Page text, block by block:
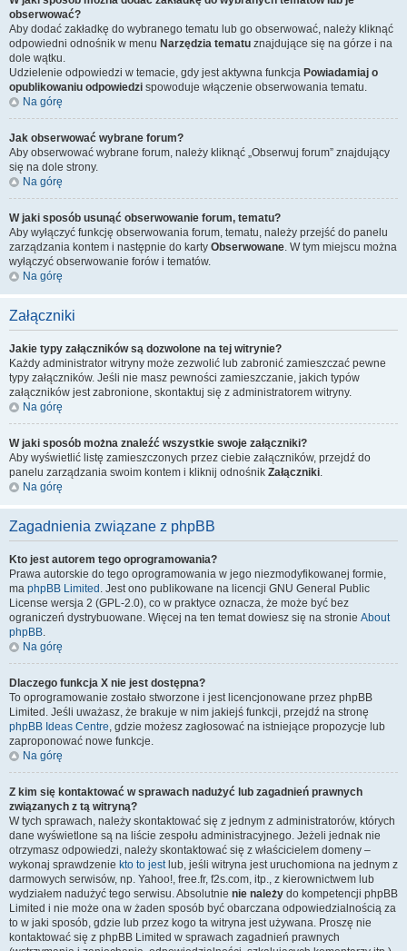
obserwować?
Aby dodać zakładkę do wybranego tematu lub go obserwować, należy kliknąć
odpowiedni odnośnik w menu Narzędzia tematu znajdujące się na górze i na
dole wątku.
Udzielenie odpowiedzi w temacie, gdy jest aktywna funkcja Powiadamiaj o
opublikowaniu odpowiedzi spowoduje włączenie obserwowania tematu.
Na górę
Jak obserwować wybrane forum?
Aby obserwować wybrane forum, należy kliknąć „Obserwuj forum” znajdujący
się na dole strony.
Na górę
W jaki sposób usunąć obserwowanie forum, tematu?
Aby wyłączyć funkcję obserwowania forum, tematu, należy przejść do panelu
zarządzania kontem i następnie do karty Obserwowane. W tym miejscu można
wyłączyć obserwowanie forów i tematów.
Na górę
Załączniki
Jakie typy załączników są dozwolone na tej witrynie?
Każdy administrator witryny może zezwolić lub zabronić zamieszczać pewne
typy załączników. Jeśli nie masz pewności zamieszczanie, jakich typów
załączników jest zabronione, skontaktuj się z administratorem witryny.
Na górę
W jaki sposób można znaleźć wszystkie swoje załączniki?
Aby wyświetlić listę zamieszczonych przez ciebie załączników, przejdź do
panelu zarządzania swoim kontem i kliknij odnośnik Załączniki.
Na górę
Zagadnienia związane z phpBB
Kto jest autorem tego oprogramowania?
Prawa autorskie do tego oprogramowania w jego niezmodyfikowanej formie,
ma phpBB Limited . Jest ono publikowane na licencji GNU General Public
License wersja 2 (GPL-2.0), co w praktyce oznacza, że może być bez
ograniczeń dystrybuowane. Więcej na ten temat dowiesz się na stronie About
phpBB.
Na górę
Dlaczego funkcja X nie jest dostępna?
To oprogramowanie zostało stworzone i jest licencjonowane przez phpBB
Limited. Jeśli uważasz, że brakuje w nim jakiejś funkcji, przejdź na stronę
phpBB Ideas Centre, gdzie możesz zagłosować na istniejące propozycje lub
zaproponować nowe funkcje.
Na górę
Z kim się kontaktować w sprawach nadużyć lub zagadnień prawnych
związanych z tą witryną?
W tych sprawach, należy skontaktować się z jednym z administratorów, których
dane wyświetlone są na liście zespołu administracyjnego. Jeżeli jednak nie
otrzymasz odpowiedzi, należy skontaktować się z właścicielem domeny –
wykonaj sprawdzenie kto to jestlub, jeśli witryna jest uruchomiona na jednym z
darmowych serwisów, np. Yahoo!, free.fr, f2s.com, itp., z kierownictwem lub
wydziałem nadużyć tego serwisu. Absolutnie nie należy do kompetencji phpBB
Limited i nie może ona w żaden sposób być obarczana odpowiedzialnością za
to w jaki sposób, gdzie lub przez kogo ta witryna jest używana. Proszę nie
kontaktować się z phpBB Limited w sprawach zagadnień prawnych